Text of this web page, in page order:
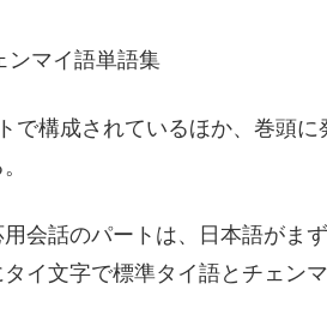
ンマイ語単語集
で構成されているほか、巻頭
会話のパートは、日本語がま
イ文字で標準タイ語とチェン